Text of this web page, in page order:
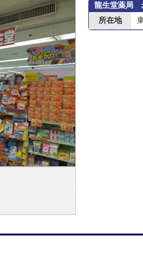
龍生堂薬局
所在地